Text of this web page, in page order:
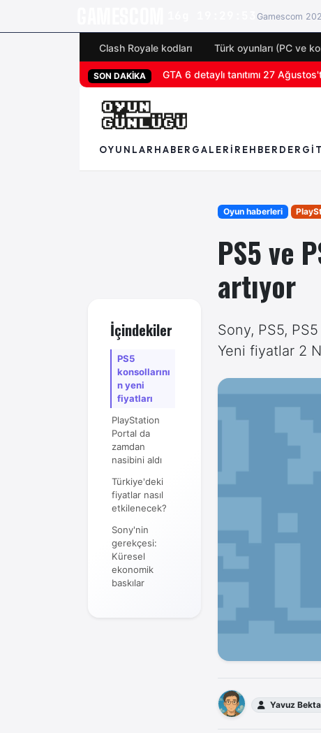
Gamescom
Clash Royale kodları Türk oyunları (PC ve
SON DAKİKA San Diego Comic-Con 2026 tüm
OYUNLAR HABER GALERI REHBER DERGI
İçindekiler
PS5
konsollarını
n yeni
fiyatları
PlayStation
Portal da
zamdan
nasibini aldı
Türkiye'deki
fiyatlar nasıl
etkilenecek?
Sony'nin
gerekçesi:
Küresel
ekonomik
baskılar
Oyun haberleri
PS5 ve
artıyor
Sony, PS5,
Yeni fiyatlar 2
Yavuz